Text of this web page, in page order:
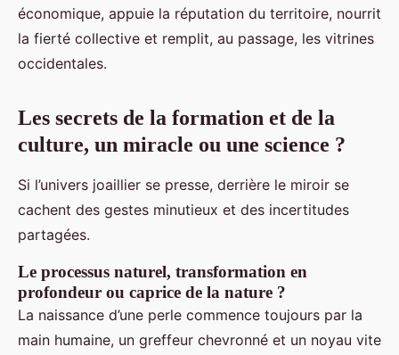
économique, appuie la réputation du territoire, nourrit
la fierté collective et remplit, au passage, les vitrines
occidentales.
Les secrets de la formation et de la
culture, un miracle ou une science ?
Si l’univers joaillier se presse, derrière le miroir se
cachent des gestes minutieux et des incertitudes
partagées.
Le processus naturel, transformation en
profondeur ou caprice de la nature ?
La naissance d’une perle commence toujours par la
main humaine, un greffeur chevronné et un noyau vite